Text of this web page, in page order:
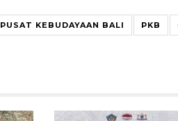
PUSAT KEBUDAYAAN BALI PKB